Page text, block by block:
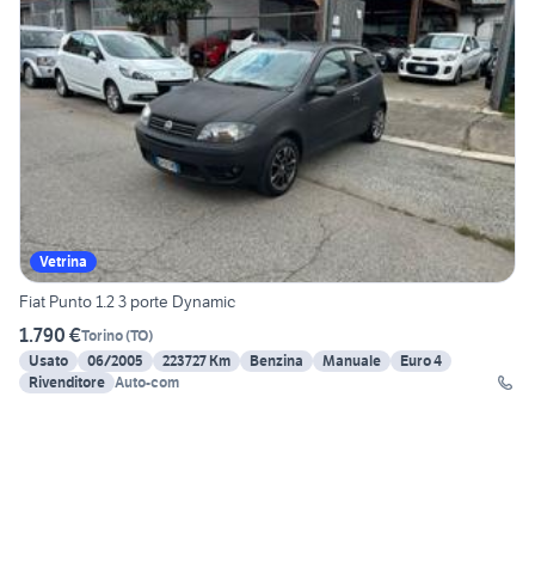
Vetrina
Fiat Punto 1.2 3 porte Dynamic
1.790 €Torino(TO)
Usato
06/2005 223727 Km Benzina Manuale
Euro 4
Rivenditore Auto-com